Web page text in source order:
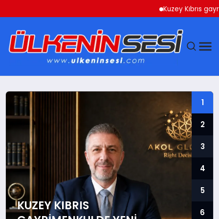
Kuzey Kıbrıs
EKONOMI
MAGAZIN
SAĞLIK
SIYASET
KUZEY KIBRIS
1
2
3
4
5
6